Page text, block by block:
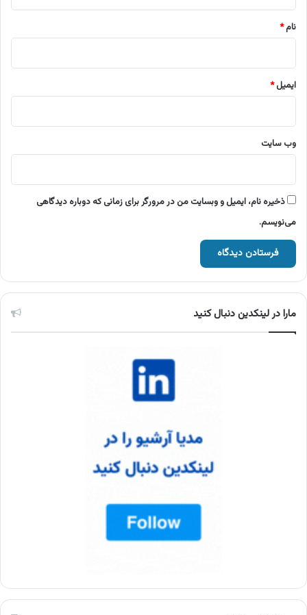
نام*
ایمیل*
وب‌ سایت
ذخیره نام، ایمیل و وبسایت من در مرورگر برای زمانی که دوباره دیدگاهی
می‌نویسم.
مارا در لینکدین دنبال کنید